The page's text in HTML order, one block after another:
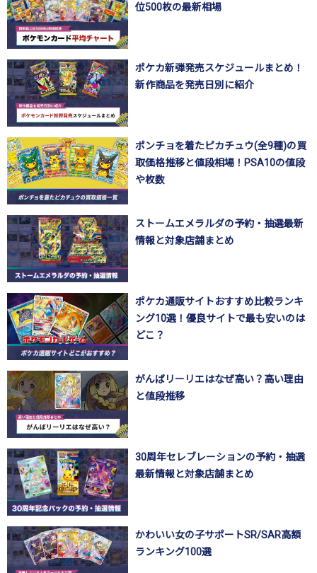
位500枚の最新相場
ポケカ新弾発売スケジュールまとめ！
新作商品を発売日別に紹介
ポンチョを着たピカチュウ(全9種)の買
取価格推移と値段相場！PSA10の値段
や枚数
ストームエメラルダの予約・抽選最新
情報と対象店舗まとめ
ポケカ通販サイトおすすめ比較ランキ
ング10選！優良サイトで最も安いのは
どこ？
がんばリーリエはなぜ高い？高い理由
と値段推移
30周年セレブレーションの予約・抽選
最新情報と対象店舗まとめ
かわいい女の子サポートSR/SAR高額
ランキング100選